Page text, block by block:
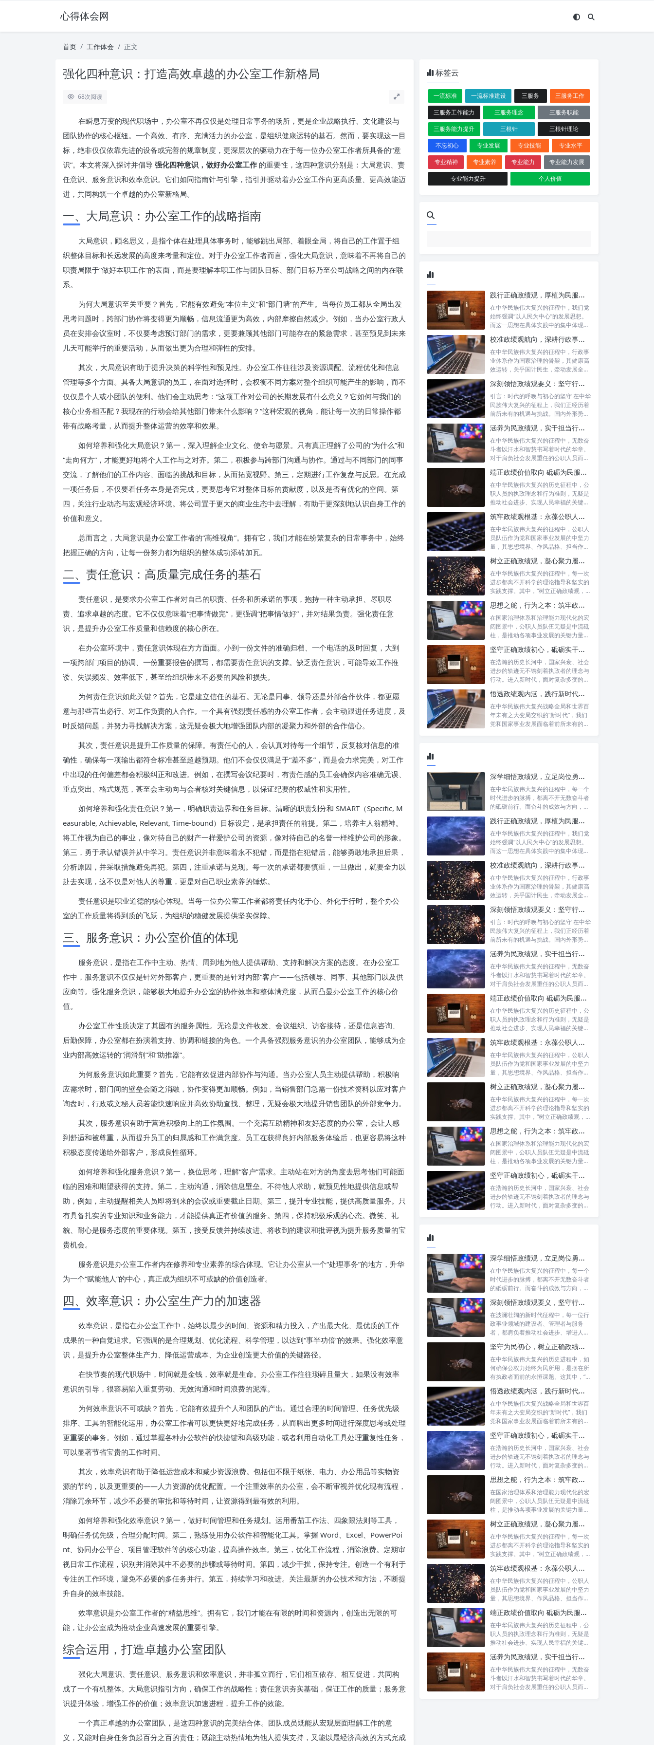
心得体会网
首页 工作体会 正文
强化四种意识：打造高效卓越的办公室工作新格局
68次阅读
在瞬息万变的现代职场中，办公室不再仅仅是处理日常事务的场所，更是企业战略执行、文化建设与
团队协作的核心枢纽。一个高效、有序、充满活力的办公室，是组织健康运转的基石。然而，要实现这一目
标，绝非仅仅依靠先进的设备或完善的规章制度，更深层次的驱动力在于每一位办公室工作者所具备的“意
识”。本文将深入探讨并倡导 强化四种意识，做好办公室工作 的重要性，这四种意识分别是：大局意识、责
任意识、服务意识和效率意识。它们如同指南针与引擎，指引并驱动着办公室工作向更高质量、更高效能迈
进，共同构筑一个卓越的办公室新格局。
一、大局意识：办公室工作的战略指南
大局意识，顾名思义，是指个体在处理具体事务时，能够跳出局部、着眼全局，将自己的工作置于组
织整体目标和长远发展的高度来考量和定位。对于办公室工作者而言，强化大局意识，意味着不再将自己的
职责局限于“做好本职工作”的表面，而是要理解本职工作与团队目标、部门目标乃至公司战略之间的内在联
系。
为何大局意识至关重要？首先，它能有效避免“本位主义”和“部门墙”的产生。当每位员工都从全局出发
思考问题时，跨部门协作将变得更为顺畅，信息流通更为高效，内部摩擦自然减少。例如，当办公室行政人
员在安排会议室时，不仅要考虑预订部门的需求，更要兼顾其他部门可能存在的紧急需求，甚至预见到未来
几天可能举行的重要活动，从而做出更为合理和弹性的安排。
其次，大局意识有助于提升决策的科学性和预见性。办公室工作往往涉及资源调配、流程优化和信息
管理等多个方面。具备大局意识的员工，在面对选择时，会权衡不同方案对整个组织可能产生的影响，而不
仅仅是个人或小团队的便利。他们会主动思考：“这项工作对公司的长期发展有什么意义？它如何与我们的
核心业务相匹配？我现在的行动会给其他部门带来什么影响？”这种宏观的视角，能让每一次的日常操作都
带有战略考量，从而提升整体运营的效率和效果。
如何培养和强化大局意识？第一，深入理解企业文化、使命与愿景。只有真正理解了公司的“为什么”和
“走向何方”，才能更好地将个人工作与之对齐。第二，积极参与跨部门沟通与协作。通过与不同部门的同事
交流，了解他们的工作内容、面临的挑战和目标，从而拓宽视野。第三，定期进行工作复盘与反思。在完成
一项任务后，不仅要看任务本身是否完成，更要思考它对整体目标的贡献度，以及是否有优化的空间。第
四，关注行业动态与宏观经济环境。将公司置于更大的商业生态中去理解，有助于更深刻地认识自身工作的
价值和意义。
总而言之，大局意识是办公室工作者的“高维视角”。拥有它，我们才能在纷繁复杂的日常事务中，始终
把握正确的方向，让每一份努力都为组织的整体成功添砖加瓦。
二、责任意识：高质量完成任务的基石
责任意识，是要求办公室工作者对自己的职责、任务和所承诺的事项，抱持一种主动承担、尽职尽
责、追求卓越的态度。它不仅仅意味着“把事情做完”，更强调“把事情做好”，并对结果负责。强化责任意
识，是提升办公室工作质量和信赖度的核心所在。
在办公室环境中，责任意识体现在方方面面。小到一份文件的准确归档、一个电话的及时回复，大到
一项跨部门项目的协调、一份重要报告的撰写，都需要责任意识的支撑。缺乏责任意识，可能导致工作推
诿、失误频发、效率低下，甚至给组织带来不必要的风险和损失。
为何责任意识如此关键？首先，它是建立信任的基石。无论是同事、领导还是外部合作伙伴，都更愿
意与那些言出必行、对工作负责的人合作。一个具有强烈责任感的办公室工作者，会主动跟进任务进度，及
时反馈问题，并努力寻找解决方案，这无疑会极大地增强团队内部的凝聚力和外部的合作信心。
其次，责任意识是提升工作质量的保障。有责任心的人，会认真对待每一个细节，反复核对信息的准
确性，确保每一项输出都符合标准甚至超越预期。他们不会仅仅满足于“差不多”，而是会力求完美，对工作
中出现的任何偏差都会积极纠正和改进。例如，在撰写会议纪要时，有责任感的员工会确保内容准确无误、
重点突出、格式规范，甚至会主动向与会者核对关键信息，以保证纪要的权威性和实用性。
如何培养和强化责任意识？第一，明确职责边界和任务目标。清晰的职责划分和 SMART（Specific, M
easurable, Achievable, Relevant, Time-bound）目标设定，是承担责任的前提。第二，培养主人翁精神。
将工作视为自己的事业，像对待自己的财产一样爱护公司的资源，像对待自己的名誉一样维护公司的形象。
第三，勇于承认错误并从中学习。责任意识并非意味着永不犯错，而是指在犯错后，能够勇敢地承担后果，
分析原因，并采取措施避免再犯。第四，注重承诺与兑现。每一次的承诺都要慎重，一旦做出，就要全力以
赴去实现，这不仅是对他人的尊重，更是对自己职业素养的锤炼。
责任意识是职业道德的核心体现。当每一位办公室工作者都将责任内化于心、外化于行时，整个办公
室的工作质量将得到质的飞跃，为组织的稳健发展提供坚实保障。
三、服务意识：办公室价值的体现
服务意识，是指在工作中主动、热情、周到地为他人提供帮助、支持和解决方案的态度。在办公室工
作中，服务意识不仅仅是针对外部客户，更重要的是针对内部“客户”——包括领导、同事、其他部门以及供
应商等。强化服务意识，能够极大地提升办公室的协作效率和整体满意度，从而凸显办公室工作的核心价
值。
办公室工作性质决定了其固有的服务属性。无论是文件收发、会议组织、访客接待，还是信息咨询、
后勤保障，办公室都在扮演着支持、协调和链接的角色。一个具备强烈服务意识的办公室团队，能够成为企
业内部高效运转的“润滑剂”和“助推器”。
为何服务意识如此重要？首先，它能有效促进内部协作与沟通。当办公室人员主动提供帮助，积极响
应需求时，部门间的壁垒会随之消融，协作变得更加顺畅。例如，当销售部门急需一份技术资料以应对客户
询盘时，行政或文秘人员若能快速响应并高效协助查找、整理，无疑会极大地提升销售团队的外部竞争力。
其次，服务意识有助于营造积极向上的工作氛围。一个充满互助精神和友好态度的办公室，会让人感
到舒适和被尊重，从而提升员工的归属感和工作满意度。员工在获得良好内部服务体验后，也更容易将这种
积极态度传递给外部客户，形成良性循环。
如何培养和强化服务意识？第一，换位思考，理解“客户”需求。主动站在对方的角度去思考他们可能面
临的困难和期望获得的支持。第二，主动沟通，消除信息壁垒。不待他人求助，就预见性地提供信息或帮
助，例如，主动提醒相关人员即将到来的会议或重要截止日期。第三，提升专业技能，提供高质量服务。只
有具备扎实的专业知识和业务能力，才能提供真正有价值的服务。第四，保持积极乐观的心态。微笑、礼
貌、耐心是服务态度的重要体现。第五，接受反馈并持续改进。将收到的建议和批评视为提升服务质量的宝
贵机会。
服务意识是办公室工作者内在修养和专业素养的综合体现。它让办公室从一个“处理事务”的地方，升华
为一个“赋能他人”的中心，真正成为组织不可或缺的价值创造者。
四、效率意识：办公室生产力的加速器
效率意识，是指在办公室工作中，始终以最少的时间、资源和精力投入，产出最大化、最优质的工作
成果的一种自觉追求。它强调的是合理规划、优化流程、科学管理，以达到“事半功倍”的效果。强化效率意
识，是提升办公室整体生产力、降低运营成本、为企业创造更大价值的关键路径。
在快节奏的现代职场中，时间就是金钱，效率就是生命。办公室工作往往琐碎且量大，如果没有效率
意识的引导，很容易陷入重复劳动、无效沟通和时间浪费的泥潭。
为何效率意识不可或缺？首先，它能有效提升个人和团队的产出。通过合理的时间管理、任务优先级
排序、工具的智能化运用，办公室工作者可以更快更好地完成任务，从而腾出更多时间进行深度思考或处理
更重要的事务。例如，通过掌握各种办公软件的快捷键和高级功能，或者利用自动化工具处理重复性任务，
可以显著节省宝贵的工作时间。
其次，效率意识有助于降低运营成本和减少资源浪费。包括但不限于纸张、电力、办公用品等实物资
源的节约，以及更重要的——人力资源的优化配置。一个注重效率的办公室，会不断审视并优化现有流程，
消除冗余环节，减少不必要的审批和等待时间，让资源得到最有效的利用。
如何培养和强化效率意识？第一，做好时间管理和任务规划。运用番茄工作法、四象限法则等工具，
明确任务优先级，合理分配时间。第二，熟练使用办公软件和智能化工具。掌握 Word、Excel、PowerPoi
nt、协同办公平台、项目管理软件等的核心功能，提高操作效率。第三，优化工作流程，消除浪费。定期审
视日常工作流程，识别并消除其中不必要的步骤或等待时间。第四，减少干扰，保持专注。创造一个有利于
专注的工作环境，避免不必要的多任务并行。第五，持续学习和改进。关注最新的办公技术和方法，不断提
升自身的效率技能。
效率意识是办公室工作者的“精益思维”。拥有它，我们才能在有限的时间和资源内，创造出无限的可
能，让办公室成为推动企业高速发展的重要引擎。
综合运用，打造卓越办公室团队
强化大局意识、责任意识、服务意识和效率意识，并非孤立而行，它们相互依存、相互促进，共同构
成了一个有机整体。大局意识指引方向，确保工作的战略性；责任意识夯实基础，保证工作的质量；服务意
识提升体验，增强工作的价值；效率意识加速进程，提升工作的效能。
一个真正卓越的办公室团队，是这四种意识的完美结合体。团队成员既能从宏观层面理解工作的意
义，又能对自身任务负起百分之百的责任；既能主动热情地为他人提供支持，又能以最经济高效的方式完成
标签云
一流标准 一流标准建设 三服务
三服务工作
三服务工作能力
三服务理念
三服务职能
三服务能力提升
三根针
三根针理论
不忘初心
专业发展 专业技能
专业水平
专业精神
专业素养 专业能力
专业能力发展
专业能力提升
个人价值
践行正确政绩观，厚植为民服务根基：迈向高质量发展的根本遵循
在中华民族伟大复兴的征程中，我们党
始终强调“以人民为中心”的发展思想。
而这一思想在具体实践中的集中体现，
校准政绩观航向，深耕行政事业本职：新时代高质量发展的双重 imperative
在中华民族伟大复兴的征程中，行政事
业体系作为国家治理的骨架，其健康高
效运转，关乎国计民生，牵动发展全
深刻领悟政绩观要义：坚守行政事业初心，绘就为民服务新篇章
引言：时代的呼唤与初心的坚守 在中华
民族伟大复兴的征程上，我们正经历着
前所未有的机遇与挑战。国内外形势复
涵养为民政绩观，实干担当行稳致远：新时代公仆的价值坐标与实践航向
在中华民族伟大复兴的征程中，无数奋
斗者以汗水和智慧书写着时代的华章。
对于肩负社会发展重任的公职人员而
端正政绩价值取向 砥砺为民服务初心：新时代公仆的责任与担当
在中华民族伟大复兴的历史征程中，公
职人员的执政理念和行为准则，无疑是
推动社会进步、实现人民幸福的关键所
筑牢政绩观根基：永葆公职人员本色的时代考量与实践路径
在中华民族伟大复兴的征程中，公职人
员队伍作为党和国家事业发展的中坚力
量，其思想境界、作风品格、担当作为
树立正确政绩观，凝心聚力履职尽责：新时代下的治理智慧与实践路径
在中华民族伟大复兴的征程中，每一次
进步都离不开科学的理论指导和坚实的
实践支撑。其中，“树立正确政绩观，凝
思想之舵，行为之本：筑牢政绩观根基，永葆公职人员本色
在国家治理体系和治理能力现代化的宏
阔图景中，公职人员队伍无疑是中流砥
柱，是推动各项事业发展的关键力量。
坚守正确政绩初心，砥砺实干担当精神：新时代高质量发展的核心引擎
在浩瀚的历史长河中，国家兴衰、社会
进步的轨迹无不镌刻着执政者的理念与
行动。进入新时代，面对复杂多变的国
悟透政绩观内涵，践行新时代使命：书写高质量发展的时代答卷
在中华民族伟大复兴战略全局和世界百
年未有之大变局交织的“新时代”，我们
党和国家事业发展面临着前所未有的机
深学细悟政绩观，立足岗位勇争先：新时代奋斗者的思想指引与实践航标
在中华民族伟大复兴的征程中，每一个
时代进步的脉搏，都离不开无数奋斗者
的砥砺前行。而奋斗的成效与方向，又
践行正确政绩观，厚植为民服务根基：迈向高质量发展的根本遵循
在中华民族伟大复兴的征程中，我们党
始终强调“以人民为中心”的发展思想。
而这一思想在具体实践中的集中体现，
校准政绩观航向，深耕行政事业本职：新时代高质量发展的双重 imperative
在中华民族伟大复兴的征程中，行政事
业体系作为国家治理的骨架，其健康高
效运转，关乎国计民生，牵动发展全
深刻领悟政绩观要义：坚守行政事业初心，绘就为民服务新篇章
引言：时代的呼唤与初心的坚守 在中华
民族伟大复兴的征程上，我们正经历着
前所未有的机遇与挑战。国内外形势复
涵养为民政绩观，实干担当行稳致远：新时代公仆的价值坐标与实践航向
在中华民族伟大复兴的征程中，无数奋
斗者以汗水和智慧书写着时代的华章。
对于肩负社会发展重任的公职人员而
端正政绩价值取向 砥砺为民服务初心：新时代公仆的责任与担当
在中华民族伟大复兴的历史征程中，公
职人员的执政理念和行为准则，无疑是
推动社会进步、实现人民幸福的关键所
筑牢政绩观根基：永葆公职人员本色的时代考量与实践路径
在中华民族伟大复兴的征程中，公职人
员队伍作为党和国家事业发展的中坚力
量，其思想境界、作风品格、担当作为
树立正确政绩观，凝心聚力履职尽责：新时代下的治理智慧与实践路径
在中华民族伟大复兴的征程中，每一次
进步都离不开科学的理论指导和坚实的
实践支撑。其中，“树立正确政绩观，凝
思想之舵，行为之本：筑牢政绩观根基，永葆公职人员本色
在国家治理体系和治理能力现代化的宏
阔图景中，公职人员队伍无疑是中流砥
柱，是推动各项事业发展的关键力量。
坚守正确政绩初心，砥砺实干担当精神：新时代高质量发展的核心引擎
在浩瀚的历史长河中，国家兴衰、社会
进步的轨迹无不镌刻着执政者的理念与
行动。进入新时代，面对复杂多变的国
深学细悟政绩观，立足岗位勇争先：新时代奋斗者的思想指引与实践航标
在中华民族伟大复兴的征程中，每一个
时代进步的脉搏，都离不开无数奋斗者
的砥砺前行。而奋斗的成效与方向，又
深刻领悟政绩观要义，坚守行政事业初心：新时代公仆的责任与担当
在波澜壮阔的新时代征程中，每一位行
政事业领域的建设者、管理者与服务
者，都肩负着推动社会进步、增进人民
坚守为民初心，树立正确政绩观念：以人民为中心的治理之道
在中华民族伟大复兴的历史进程中，如
何确保公权力始终为民所用，是摆在所
有执政者面前的永恒课题。这其中，“坚
悟透政绩观内涵，践行新时代使命：书写高质量发展的时代答卷
在中华民族伟大复兴战略全局和世界百
年未有之大变局交织的“新时代”，我们
党和国家事业发展面临着前所未有的机
坚守正确政绩初心，砥砺实干担当精神：新时代高质量发展的核心引擎
在浩瀚的历史长河中，国家兴衰、社会
进步的轨迹无不镌刻着执政者的理念与
行动。进入新时代，面对复杂多变的国
思想之舵，行为之本：筑牢政绩观根基，永葆公职人员本色
在国家治理体系和治理能力现代化的宏
阔图景中，公职人员队伍无疑是中流砥
柱，是推动各项事业发展的关键力量。
树立正确政绩观，凝心聚力履职尽责：新时代下的治理智慧与实践路径
在中华民族伟大复兴的征程中，每一次
进步都离不开科学的理论指导和坚实的
实践支撑。其中，“树立正确政绩观，凝
筑牢政绩观根基：永葆公职人员本色的时代考量与实践路径
在中华民族伟大复兴的征程中，公职人
员队伍作为党和国家事业发展的中坚力
量，其思想境界、作风品格、担当作为
端正政绩价值取向 砥砺为民服务初心：新时代公仆的责任与担当
在中华民族伟大复兴的历史征程中，公
职人员的执政理念和行为准则，无疑是
推动社会进步、实现人民幸福的关键所
涵养为民政绩观，实干担当行稳致远：新时代公仆的价值坐标与实践航向
在中华民族伟大复兴的征程中，无数奋
斗者以汗水和智慧书写着时代的华章。
对于肩负社会发展重任的公职人员而